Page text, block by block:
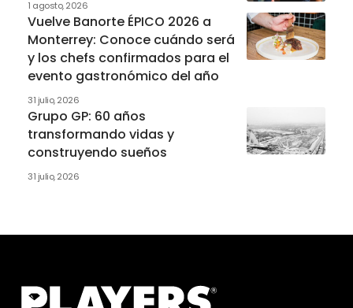
1 agosto, 2026
Vuelve Banorte ÉPICO 2026 a
Monterrey: Conoce cuándo será
y los chefs confirmados para el
evento gastronómico del año
31 julio, 2026
Grupo GP: 60 años
transformando vidas y
construyendo sueños
31 julio, 2026